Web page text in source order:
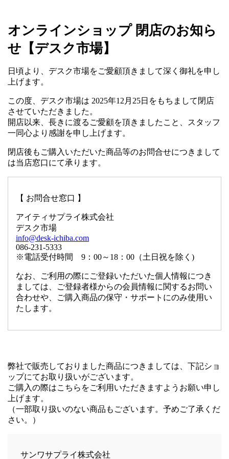
オンラインショップ 閉店のお知ら
せ【デスク市場】
日頃より、デスク市場をご愛顧頂きまして深く御礼を申し
上げます。
この度、デスク市場は 2025年12月25日をもちまして閉店
させていただきました。
開店以来、長きに渡るご愛顧を頂きましたこと、スタッフ
一同心より感謝を申し上げます。
閉店後もご購入いただいた商品等のお問合せにつきまして
は当店窓口にて承ります。
【 お問合せ窓口 】
アイティサプライ株式会社
デスク市場
info@desk-ichiba.com
086-231-5333
※電話受付時間 9：00～18：00（土日祝を除く)
なお、ご利用の際にご登録いただいた個人情報につき
ましては、ご登録者様からの会員情報に関するお問い
合わせや、ご購入商品の保守・サポートにのみ使用い
たします。
弊社で販売しておりました商品につきましては、下記ショ
ップにてお取り扱いがございます。
ご購入の際はこちらをご利用いただきますようお願い申し
上げます。
（一部取り扱いのない商品もございます。予めご了承くだ
さい。）
サンワサプライ株式会社